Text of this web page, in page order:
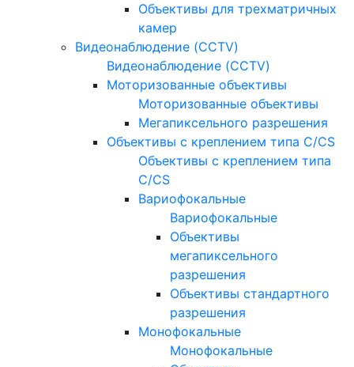
Объективы для трехматричных
камер
Видеонаблюдение (CCTV)
Видеонаблюдение (CCTV)
Моторизованные объективы
Моторизованные объективы
Мегапиксельного разрешения
Объективы с креплением типа C/CS
Объективы с креплением типа
C/CS
Вариофокальные
Вариофокальные
Объективы
мегапиксельного
разрешения
Объективы стандартного
разрешения
Монофокальные
Монофокальные